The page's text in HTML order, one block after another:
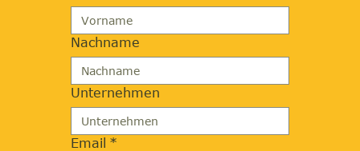
Nachname
Unternehmen
Email *